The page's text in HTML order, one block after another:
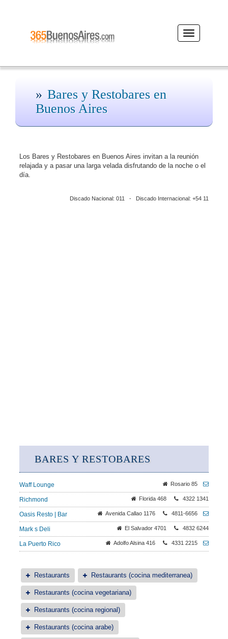
Desplegar
navegación
Bares y Restobares en
Buenos Aires
Los Bares y Restobares en Buenos Aires invitan a la reunión
relajada y a pasar una larga velada disfrutando de la noche o el
día.
Discado Nacional: 011 - Discado Internacional: +54 11
BARES Y RESTOBARES
Waff Lounge Rosario 85
Richmond Florida 468 4322 1341
Oasis Resto | Bar Avenida Callao 1176 4811-6656
Mark s Deli El Salvador 4701 4832 6244
La Puerto Rico Adolfo Alsina 416 4331 2215
Restaurants Restaurants (cocina mediterranea)
Restaurants (cocina vegetariana)
Restaurants (cocina regional)
Restaurants (cocina arabe)